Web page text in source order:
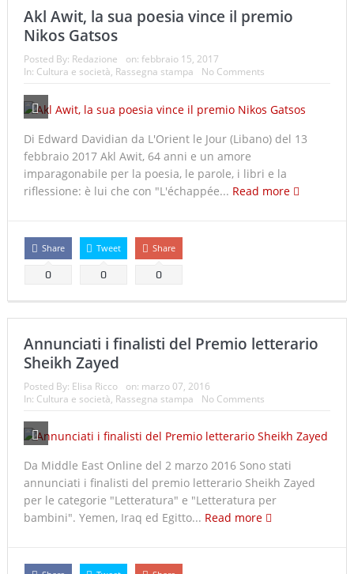
Akl Awit, la sua poesia vince il premio
Nikos Gatsos
Posted By: Redazione on: febbraio 15, 2017
In: Cultura e società, Rassegna stampa No Comments
Di Edward Davidian da L'Orient le Jour (Libano) del 13
febbraio 2017 Akl Awit, 64 anni e un amore
imparagonabile per la poesia, le parole, i libri e la
riflessione: è lui che con "L'échappée... Read more
Share
0
Tweet
0
Share
0
Annunciati i finalisti del Premio letterario
Sheikh Zayed
Posted By: Elisa Ricco on: marzo 07, 2016
In: Cultura e società, Rassegna stampa No Comments
Da Middle East Online del 2 marzo 2016 Sono stati
annunciati i finalisti del premio letterario Sheikh Zayed
per le categorie "Letteratura" e "Letteratura per
bambini". Yemen, Iraq ed Egitto... Read more